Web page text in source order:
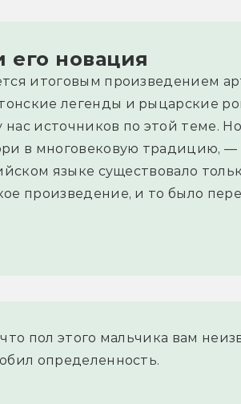
его новация
итоговым произведением
легенды и рыцарские
источников по этой теме. Но
в многовековую традицию, —
языке существовало
произведение, и то было
пол этого мальчика вам
определенность.